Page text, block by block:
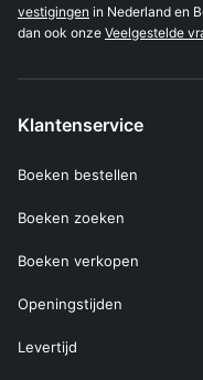
vestigingen in Nederland en
dan ook onze Veelgestelde
Klantenservice
Boeken bestellen
Boeken zoeken
Boeken verkopen
Openingstijden
Levertijd